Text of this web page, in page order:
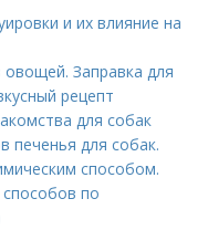
и их влияние на
Заправка для
рецепт
для собак
печенья для собак.
способом.
по